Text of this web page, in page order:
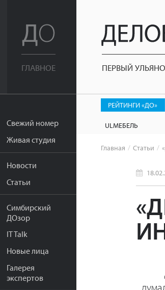
ГЛАВНОЕ
Свежий номер
Живая студия
Новости
Статьи
Симбирский
ДОзор
IT Talk
Новые лица
Галерея
экспертов
ПЕРВЫЙ
РЕЙТИНГИ «ДО»
ULМЕБЕЛЬ
Главная Статьи